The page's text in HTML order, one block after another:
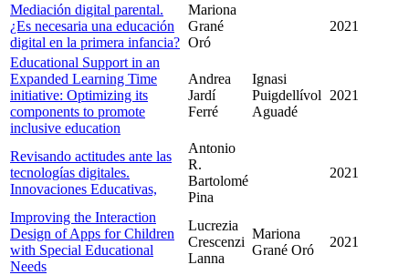
Mediación digital parental.
¿Es necesaria una educación
digital en la primera infancia?
Mariona
Grané
Oró
2021
Educational Support in an
Expanded Learning Time
initiative: Optimizing its
components to promote
inclusive education
Andrea
Jardí
Ferré
Ignasi
Puigdellívol
Aguadé
2021
Revisando actitudes ante las
tecnologías digitales.
Innovaciones Educativas,
Antonio
R.
Bartolomé
Pina
2021
Improving the Interaction
Design of Apps for Children
with Special Educational
Needs
Lucrezia
Crescenzi
Lanna
Mariona
Grané Oró
2021